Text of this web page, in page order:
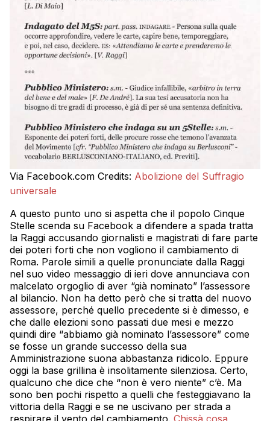
Via Facebook.com Credits: Abolizione del Suffragio
universale
A questo punto uno si aspetta che il popolo Cinque
Stelle scenda su Facebook a difendere a spada tratta
la Raggi accusando giornalisti e magistrati di fare parte
dei poteri forti che non vogliono il cambiamento di
Roma. Parole simili a quelle pronunciate dalla Raggi
nel suo video messaggio di ieri dove annunciava con
malcelato orgoglio di aver “già nominato” l’assessore
al bilancio. Non ha detto però che si tratta del nuovo
assessore, perché quello precedente si è dimesso, e
che dalle elezioni sono passati due mesi e mezzo
quindi dire “abbiamo già nominato l’assessore” come
se fosse un grande successo della sua
Amministrazione suona abbastanza ridicolo. Eppure
oggi la base grillina è insolitamente silenziosa. Certo,
qualcuno che dice che “non è vero niente” c’è. Ma
sono ben pochi rispetto a quelli che festeggiavano la
vittoria della Raggi e se ne uscivano per strada a